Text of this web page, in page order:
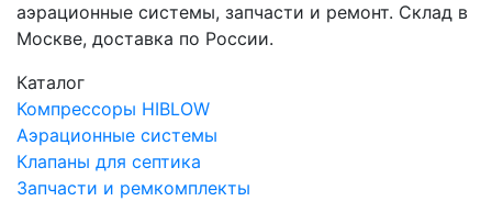
аэрационные системы, запчасти и ремонт. Склад в
Москве, доставка по России.
Каталог
Компрессоры HIBLOW
Аэрационные системы
Клапаны для септика
Запчасти и ремкомплекты